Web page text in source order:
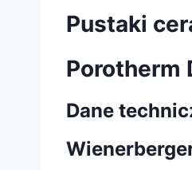
Pustaki
Porotherm
Dane